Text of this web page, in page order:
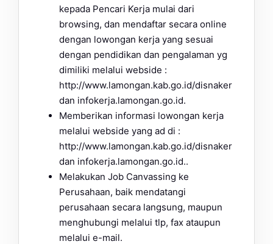
kepada Pencari Kerja mulai dari
browsing, dan mendaftar secara online
dengan lowongan kerja yang sesuai
dengan pendidikan dan pengalaman yg
dimiliki melalui webside :
http://www.lamongan.kab.go.id/disnaker
dan infokerja.lamongan.go.id.
Memberikan informasi lowongan kerja
melalui webside yang ad di :
http://www.lamongan.kab.go.id/disnaker
dan infokerja.lamongan.go.id..
Melakukan Job Canvassing ke
Perusahaan, baik mendatangi
perusahaan secara langsung, maupun
menghubungi melalui tlp, fax ataupun
melalui e-mail.